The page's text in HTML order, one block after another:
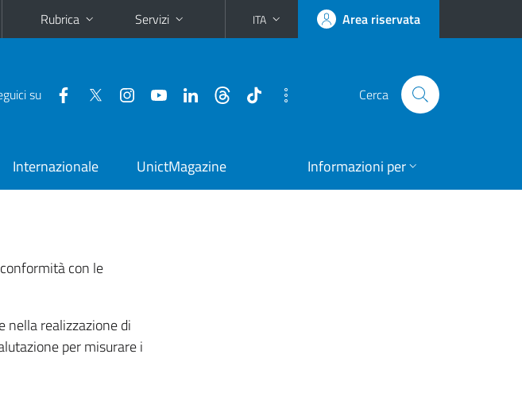
Rubrica Servizi ITA Area riservata
su Cerca
Internazionale UnictMagazine Informazioni per
con le
nella realizzazione di
per misurare i